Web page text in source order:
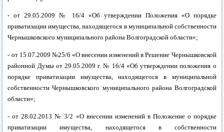
- от 29.05.2009 № 16/4 «Об утверждении Положения «О порядке
приватизации имущества, находящегося в муниципальной собственности
Чернышковского муниципального района Волгоградской области»;
- от 15.07.2009 №25/6 «О внесении изменений в Решение Чернышковской
районной Думы от 29.05.2009 г. № 16/4 «Об утверждении положения о
порядке приватизации имущества, находящегося в муниципальной
собственности Чернышковского муниципального района Волгоградской
области»;
- от 28.02.2013 № 3/2 «О внесении изменений в Положение о порядке
приватизации имущества, находящегося в собственности